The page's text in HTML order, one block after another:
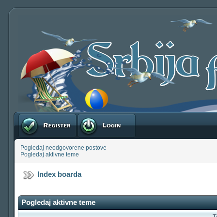
Registruj se Prijavite se
Pogledaj neodgovorene postove
Pogledaj aktivne teme
Index boarda
Pogledaj aktivne teme